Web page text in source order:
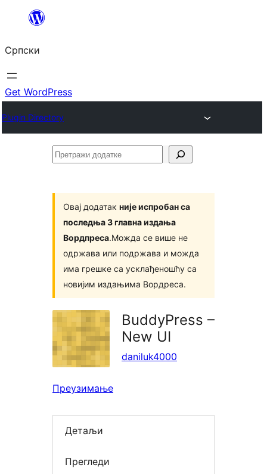
Скочи
садржај
Српски
Get WordPress
Plugin Directory
Претражи
Овај додатак није испробан са
последња 3 главна издања
Вордпреса.Можда се више не
одржава или подржава и можда
има грешке са усклађеношћу са
новијим издањима Вордреса.
BuddyPress –
New UI
daniluk4000
Преузимање
Детаљи
Прегледи